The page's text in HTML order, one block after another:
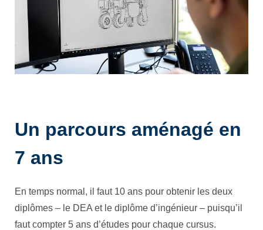
Un parcours aménagé en
7 ans
En temps normal, il faut 10 ans pour obtenir les deux
diplômes – le DEA et le diplôme d’ingénieur – puisqu’il
faut compter 5 ans d’études pour chaque cursus.